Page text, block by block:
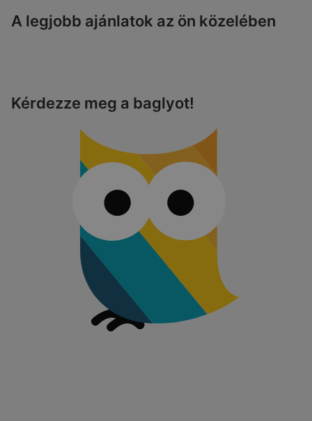
A legjobb ajánlatok az ön közelében
Kérdezze meg a baglyot!